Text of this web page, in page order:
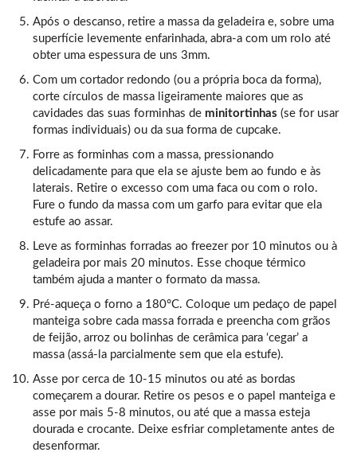
Após o descanso, retire a massa da geladeira e, sobre uma
superfície levemente enfarinhada, abra-a com um rolo até
obter uma espessura de uns 3mm.
Com um cortador redondo (ou a própria boca da forma),
corte círculos de massa ligeiramente maiores que as
cavidades das suas forminhas de minitortinhas (se for usar
formas individuais) ou da sua forma de cupcake.
Forre as forminhas com a massa, pressionando
delicadamente para que ela se ajuste bem ao fundo e às
laterais. Retire o excesso com uma faca ou com o rolo.
Fure o fundo da massa com um garfo para evitar que ela
estufe ao assar.
Leve as forminhas forradas ao freezer por 10 minutos ou à
geladeira por mais 20 minutos. Esse choque térmico
também ajuda a manter o formato da massa.
Pré-aqueça o forno a 180°C. Coloque um pedaço de papel
manteiga sobre cada massa forrada e preencha com grãos
de feijão, arroz ou bolinhas de cerâmica para ‘cegar’ a
massa (assá-la parcialmente sem que ela estufe).
Asse por cerca de 10-15 minutos ou até as bordas
começarem a dourar. Retire os pesos e o papel manteiga e
asse por mais 5-8 minutos, ou até que a massa esteja
dourada e crocante. Deixe esfriar completamente antes de
desenformar.